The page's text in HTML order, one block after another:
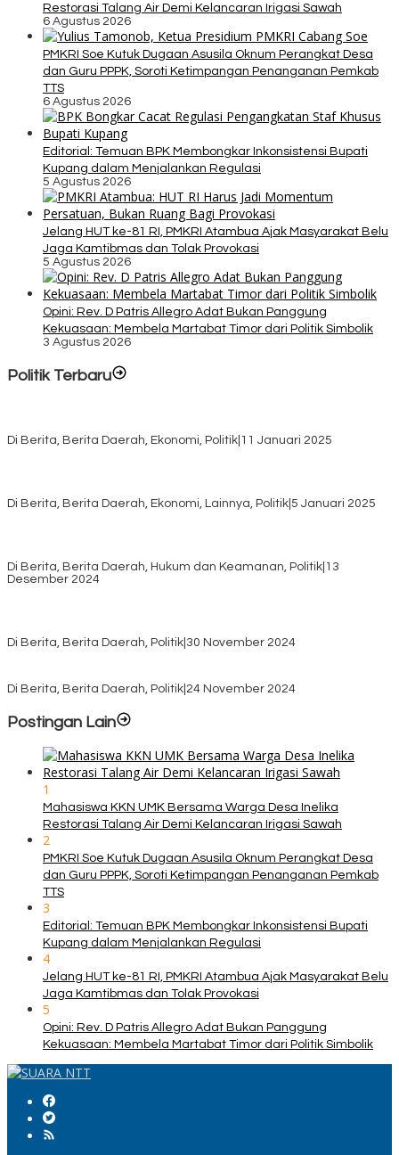
Restorasi Talang Air Demi Kelancaran Irigasi Sawah
6 Agustus 2026
PMKRI Soe Kutuk Dugaan Asusila Oknum Perangkat Desa
dan Guru PPPK, Soroti Ketimpangan Penanganan Pemkab
TTS
6 Agustus 2026
Editorial: Temuan BPK Membongkar Inkonsistensi Bupati
Kupang dalam Menjalankan Regulasi
5 Agustus 2026
Jelang HUT ke-81 RI, PMKRI Atambua Ajak Masyarakat Belu
Jaga Kamtibmas dan Tolak Provokasi
5 Agustus 2026
Opini: Rev. D Patris Allegro Adat Bukan Panggung
Kekuasaan: Membela Martabat Timor dari Politik Simbolik
3 Agustus 2026
Politik Terbaru
Di Berita, Berita Daerah, Ekonomi, Politik 11 Januari 2025
Di Berita, Berita Daerah, Ekonomi, Lainnya, Politik 5 Januari 2025
Di Berita, Berita Daerah, Hukum dan Keamanan, Politik 13
Desember 2024
Di Berita, Berita Daerah, Politik 30 November 2024
Di Berita, Berita Daerah, Politik 24 November 2024
Postingan Lain
1
Mahasiswa KKN UMK Bersama Warga Desa Inelika
Restorasi Talang Air Demi Kelancaran Irigasi Sawah
2
PMKRI Soe Kutuk Dugaan Asusila Oknum Perangkat Desa
dan Guru PPPK, Soroti Ketimpangan Penanganan Pemkab
TTS
3
Editorial: Temuan BPK Membongkar Inkonsistensi Bupati
Kupang dalam Menjalankan Regulasi
4
Jelang HUT ke-81 RI, PMKRI Atambua Ajak Masyarakat Belu
Jaga Kamtibmas dan Tolak Provokasi
5
Opini: Rev. D Patris Allegro Adat Bukan Panggung
Kekuasaan: Membela Martabat Timor dari Politik Simbolik